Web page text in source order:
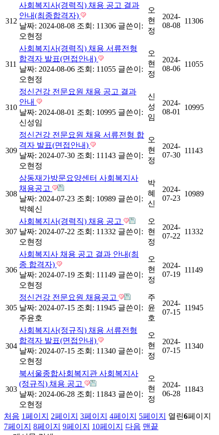
312
사회복지사(경력직) 채용 공고 결과
안내(최종합격자)
날짜: 2024-08-08 조회: 11306 글쓴이:
오현정
오
현
정
2024-
08-08
11306
311
사회복지사(경력직) 채용 서류전형
합격자 발표(면접안내)
날짜: 2024-08-06 조회: 11055 글쓴이:
오현정
오
현
정
2024-
08-06
11055
310
정신건강 전문요원 채용 공고 결과
안내
날짜: 2024-08-01 조회: 10995 글쓴이:
신성임
신
성
임
2024-
08-01
10995
309
정신건강 전문요원 채용 서류전형 합
격자 발표(면접안내)
날짜: 2024-07-30 조회: 11143 글쓴이:
오현정
오
현
정
2024-
07-30
11143
308
삼동재가방문요양센터 사회복지사
채용공고
날짜: 2024-07-23 조회: 10989 글쓴이:
박혜신
박
혜
신
2024-
07-23
10989
307
사회복지사(경력직) 채용 공고
날짜: 2024-07-22 조회: 11332 글쓴이:
오현정
오
현
정
2024-
07-22
11332
306
사회복지사 채용 공고 결과 안내(최
종 합격자)
날짜: 2024-07-19 조회: 11149 글쓴이:
오현정
오
현
정
2024-
07-19
11149
305
정신건강 전문요원 채용공고
날짜: 2024-07-15 조회: 11945 글쓴이:
주윤호
주
윤
호
2024-
07-15
11945
304
사회복지사(정규직) 채용 서류전형
합격자 발표(면접안내)
날짜: 2024-07-15 조회: 11340 글쓴이:
오현정
오
현
정
2024-
07-15
11340
303
북서울종합사회복지관 사회복지사
(정규직) 채용 공고
날짜: 2024-06-28 조회: 11843 글쓴이:
오현정
오
현
정
2024-
06-28
11843
처음 1페이지 2페이지 3페이지 4페이지 5페이지 열린6페이지
7페이지 8페이지 9페이지 10페이지 다음 맨끝